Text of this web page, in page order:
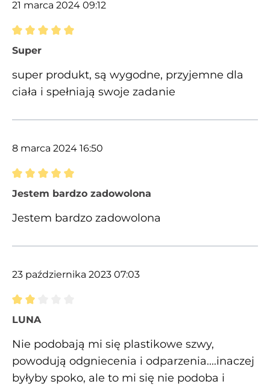
21 marca 2024 09:12
Recenzja z oceną 5 spośród 5 gwiazdek
Super
super produkt, są wygodne, przyjemne dla
ciała i spełniają swoje zadanie
8 marca 2024 16:50
Recenzja z oceną 5 spośród 5 gwiazdek
Jestem bardzo zadowolona
Jestem bardzo zadowolona
23 października 2023 07:03
Recenzja z oceną 2 spośród 5 gwiazdek
LUNA
Nie podobają mi się plastikowe szwy,
powodują odgniecenia i odparzenia....inaczej
byłyby spoko, ale to mi się nie podoba i